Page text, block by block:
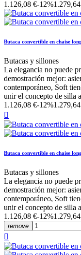
1.126,08 €-12%
Butaca convertible en chaise
Butacas y sillones
La elegancia no puede
demostración mejor:
contemporáneo, Soft
unir el concepto de silla
1.126,08 €-12%

Butaca convertible en chaise
Butacas y sillones
La elegancia no puede
demostración mejor:
contemporáneo, Soft
unir el concepto de silla
1.126,08 €-12%
remove
